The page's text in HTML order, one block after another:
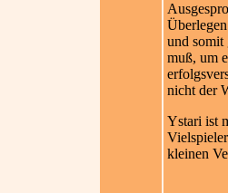
und somit
muß, um
nicht der
Ystari ist
kleinen